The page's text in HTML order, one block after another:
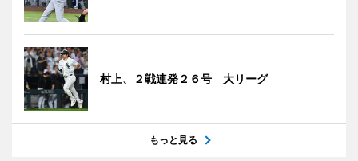
村上、２戦連発２６号 大リーグ
もっと見る